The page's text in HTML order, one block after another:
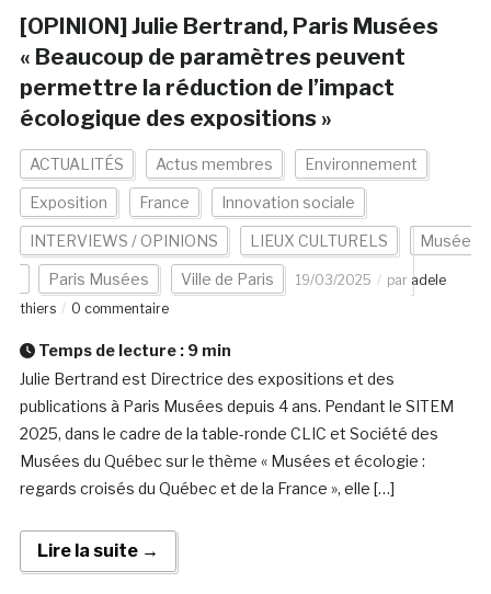
[OPINION] Julie Bertrand, Paris Musées
« Beaucoup de paramètres peuvent
permettre la réduction de l’impact
écologique des expositions »
ACTUALITÉS Actus membres Environnement
Exposition France Innovation sociale
INTERVIEWS / OPINIONS LIEUX CULTURELS Musée
Paris Musées Ville de Paris 19/03/2025 par adele
thiers
0 commentaire
Temps de lecture : 9 min
Julie Bertrand est Directrice des expositions et des
publications à Paris Musées depuis 4 ans. Pendant le SITEM
2025, dans le cadre de la table-ronde CLIC et Société des
Musées du Québec sur le thème « Musées et écologie :
regards croisés du Québec et de la France », elle […]
Lire la suite →